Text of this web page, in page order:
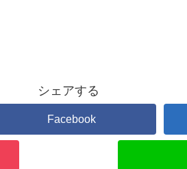
シェアする
Facebook